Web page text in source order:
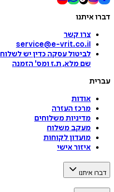
דברו איתנו
צרו קשר
service@e-vrit.co.il
לביטול עסקה כדין יש לשלוח
שם מלא, ת.ז ומס' הזמנה
עברית
אודות
מרכז העזרה
מדיניות משלוחים
מעקב משלוח
מועדון לקוחות
איזור אישי
דברו איתנו